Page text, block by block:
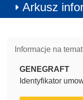
Arkusz
Informacje na
GENEGRAFT
Identyfikator